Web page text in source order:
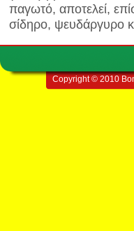
παγωτό, αποτελεί,
σίδηρο, ψευδάργυρο
Copyright © 2010